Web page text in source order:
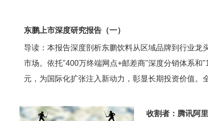
东鹏上市深度研究报告（一）
导读：本报告深度剖析东鹏饮料从区域品牌到行业
市场。依托"400万终端网点+邮差商"深度分销体系和
元，为国际化扩张注入新动力，彰显长期投资价值。
收割者：腾讯阿